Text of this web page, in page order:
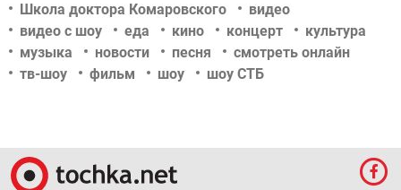
Школа доктора Комаровского
видео
видео с шоу
еда кино концерт
культура
музыка
новости песня
смотреть онлайн
тв-шоу
фильм шоу шоу СТБ